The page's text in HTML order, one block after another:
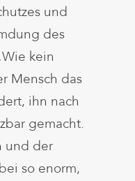
und
des
kein
Mensch das
ihn nach
gemacht.
und der
so enorm,